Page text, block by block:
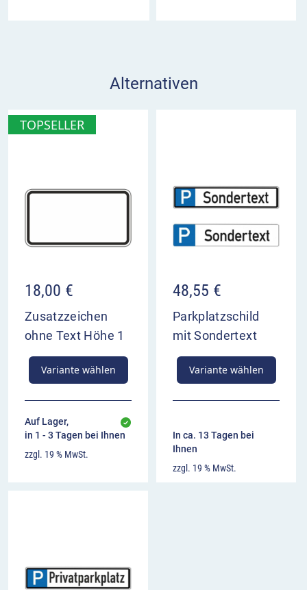
Alternativen
TOPSELLER
18,00 €
Zusatzzeichen
ohne Text Höhe 1
Variante wählen
Auf Lager,
in 1 - 3 Tagen bei Ihnen
zzgl. 19 % MwSt.
48,55 €
Parkplatzschild
mit Sondertext
Variante wählen
In ca. 13 Tagen bei
Ihnen
zzgl. 19 % MwSt.